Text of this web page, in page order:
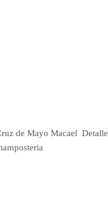
de Mayo Macael Detalle